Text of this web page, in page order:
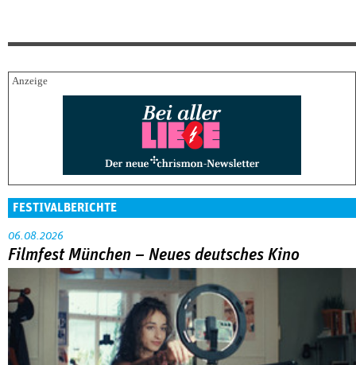
FESTIVALBERICHTE
06.08.2026
Filmfest München – Neues deutsches Kino